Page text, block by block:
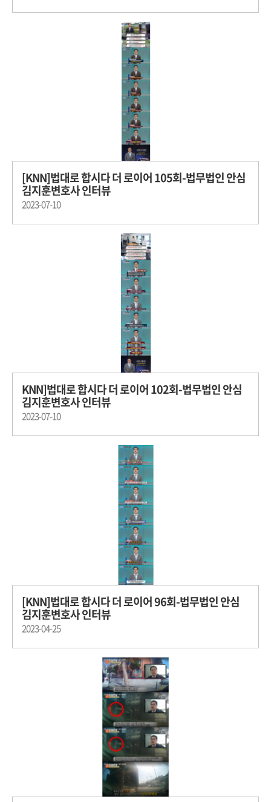
[KNN]법대로 합시다 더 로이어 105회-법무법인 안심
김지훈변호사 인터뷰
2023-07-10
KNN]법대로 합시다 더 로이어 102회-법무법인 안심
김지훈변호사 인터뷰
2023-07-10
[KNN]법대로 합시다 더 로이어 96회-법무법인 안심
김지훈변호사 인터뷰
2023-04-25